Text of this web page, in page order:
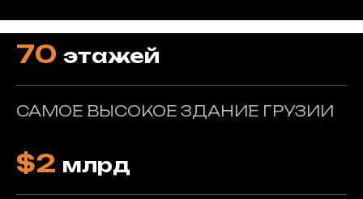
70 этажей
САМОЕ ВЫСОКОЕ ЗДАНИЕ ГРУЗИИ
$2 млрд